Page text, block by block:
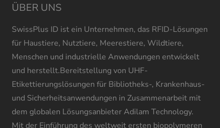
ÜBER UNS
SwissPlus ID ist ein Unternehmen, das RFID-Lösungen
für Haustiere, Nutztiere, Meerestiere, Wildtiere,
Menschen und industrielle Anwendungen entwickelt
und herstellt.Bereitstellung von UHF-
Etikettierungslösungen für Bibliotheks-, Krankenhaus-
und Sicherheitsanwendungen in Zusammenarbeit mit
dem globalen Lösungsanbieter Adilam Technology.
Mit der Einführung des weltweit ersten biopolymeren